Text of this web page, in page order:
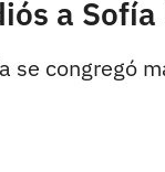
a
se congregó